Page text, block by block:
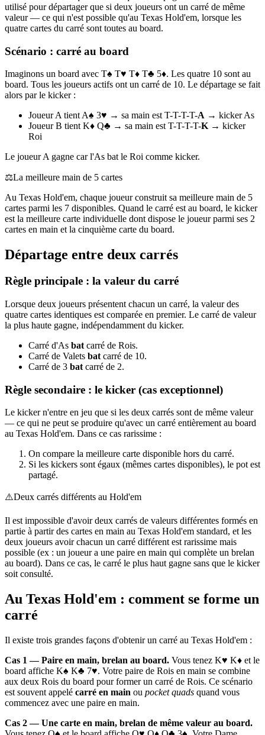
utilisé pour départager que si deux joueurs ont un carré de même
valeur — ce qui n'est possible qu'au Texas Hold'em, lorsque les
quatre cartes du carré sont toutes au board.
Scénario : carré au board
Imaginons un board avec T♠ T♥ T♦ T♣ 5♦. Les quatre 10 sont au
board. Tous les joueurs actifs ont un carré de 10. Le départage se fait
alors par le kicker :
Joueur A tient A♠ 3♥ → sa main est T-T-T-T-A → kicker As
Joueur B tient K♦ Q♣ → sa main est T-T-T-T-K → kicker
Roi
Le joueur A gagne car l'As bat le Roi comme kicker.
⚖️La meilleure main de 5 cartes
Au Texas Hold'em, chaque joueur construit sa meilleure main de 5
cartes parmi les 7 disponibles. Quand le carré est au board, le kicker
est la meilleure carte individuelle dont dispose le joueur parmi ses 2
cartes en main et la cinquième carte du board.
Départage entre deux carrés
Règle principale : la valeur du carré
Lorsque deux joueurs présentent chacun un carré, la valeur des
quatre cartes identiques est comparée en premier. Le carré de valeur
la plus haute gagne, indépendamment du kicker.
Carré d'As bat carré de Rois.
Carré de Valets bat carré de 10.
Carré de 3 bat carré de 2.
Règle secondaire : le kicker (cas exceptionnel)
Le kicker n'entre en jeu que si les deux carrés sont de même valeur
— ce qui ne peut se produire qu'avec un carré entièrement au board
au Texas Hold'em. Dans ce cas rarissime :
On compare la meilleure carte disponible hors du carré.
Si les kickers sont égaux (mêmes cartes disponibles), le pot est
partagé.
⚠️Deux carrés différents au Hold'em
Il est impossible d'avoir deux carrés de valeurs différentes formés en
partie à partir des cartes en main au Texas Hold'em standard, et les
deux joueurs avoir chacun un carré différent est rarissime mais
possible (ex : un joueur a une paire en main qui complète un brelan
au board). Dans ce cas, le carré le plus haut gagne sans que le kicker
soit consulté.
Au Texas Hold'em : comment se forme un
carré
Il existe trois grandes façons d'obtenir un carré au Texas Hold'em :
Cas 1 — Paire en main, brelan au board. Vous tenez K♥ K♦ et le
board affiche K♠ K♣ 7♥. Votre paire de Rois en main se combine
aux deux Rois du board pour former un carré de Rois. Ce scénario
est souvent appelé carré en main ou pocket quads quand vous
commencez avec une paire en main.
Cas 2 — Une carte en main, brelan de même valeur au board.